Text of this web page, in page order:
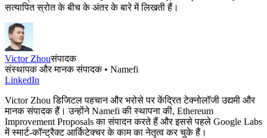
सत्यापित स्रोत के बीच के अंतर के बारे में लिखती हैं।
Victor Zhouसंपादक
संस्थापक और मानक संपादक • Namefi
LinkedIn
Victor Zhou डिजिटल पहचान और भरोसे पर केंद्रित टेक्नोलॉजी उद्यमी और
मानक संपादक हैं। उन्होंने Namefi की स्थापना की, Ethereum
Improvement Proposals का संपादन करते हैं और इससे पहले Google Labs
में स्मार्ट-कॉन्ट्रैक्ट आर्किटेक्चर के काम का नेतृत्व कर चुके हैं।